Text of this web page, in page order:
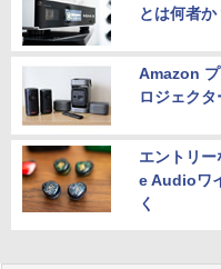
とは何者か
Amazon
ロジェク
エントリ
e Audioワ
く